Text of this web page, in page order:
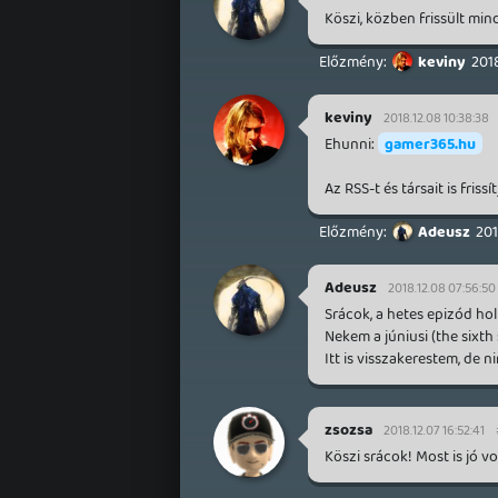
Köszi, közben frissült
keviny
keviny 2018.12.08 10:38:38
Ehunni: gamer365.hu
Az RSS-t és társait is
Adeusz
Adeusz 2018.12.08 07:56:50
Srácok, a hetes epizód
Nekem a júniusi (the
Itt is visszakerestem, de
zsozsa 2018.12.07 16:52:41
Köszi srácok! Most is jó